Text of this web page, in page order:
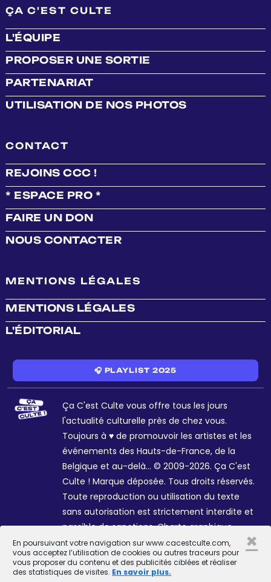
En poursuivant votre navigation sur www.cacestculte.com,
vous acceptez l’utilisation de cookies ou autres traceurs pour
vous proposer du contenu et des publicités ciblées et réaliser
des statistiques de visites. En savoir plus.
×
ÇA C'EST CULTE
L'ÉQUIPE
PROPOSER UNE SORTIE
PARTENARIAT
UTILISATION DE NOS PHOTOS
CONTACT
REJOINS CCC !
* ESPACE PRO *
FAIRE UN DON
NOUS CONTACTER
MENTIONS LÉGALES
MENTIONS LÉGALES
L'ÉDITORIAL
🎧 PLAYLIST 2025
Ça C'est Culte vous offre tous les jours
l'actualité culturelle près de chez vous.
Toujours à ♥ de promouvoir les artistes et les
événements des Hauts-de-France, de la
Belgique et au-delà... © 2009-2026. Ça C'est
Culte ! Marque déposée. Tous droits réservés.
Toute reproduction ou utilisation du texte
sans autorisation est strictement interdite et
passible de sanctions. Charte graphique
Sophie R. et Céline Galant.